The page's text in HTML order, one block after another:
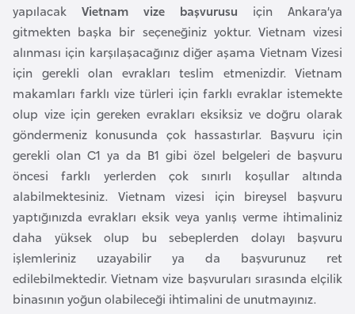
yapılacak Vietnam vize başvurusu için Ankara’ya
gitmekten başka bir seçeneğiniz yoktur. Vietnam vizesi
alınması için karşılaşacağınız diğer aşama Vietnam Vizesi
için gerekli olan evrakları teslim etmenizdir. Vietnam
makamları farklı vize türleri için farklı evraklar istemekte
olup vize için gereken evrakları eksiksiz ve doğru olarak
göndermeniz konusunda çok hassastırlar. Başvuru için
gerekli olan C1 ya da B1 gibi özel belgeleri de başvuru
öncesi farklı yerlerden çok sınırlı koşullar altında
alabilmektesiniz. Vietnam vizesi için bireysel başvuru
yaptığınızda evrakları eksik veya yanlış verme ihtimaliniz
daha yüksek olup bu sebeplerden dolayı başvuru
işlemleriniz uzayabilir ya da başvurunuz ret
edilebilmektedir. Vietnam vize başvuruları sırasında elçilik
binasının yoğun olabileceği ihtimalini de unutmayınız.
C
e
z
a
y
i
r
C
i
b
u
t
i